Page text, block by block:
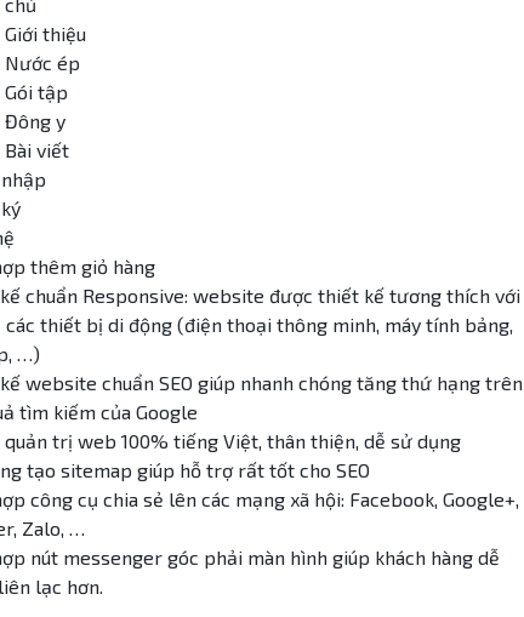
Giới thiệu
Nước ép
Gói tập
Đông y
Bài viết
thêm giỏ hàng
chuẩn Responsive: website được thiết kế tương thích với
thiết bị di động (điện thoại thông minh, máy tính bảng,
…)
website chuẩn SEO giúp nhanh chóng tăng thứ hạng trên
tìm kiếm của Google
quản trị web 100% tiếng Việt, thân thiện, dễ sử dụng
tạo sitemap giúp hỗ trợ rất tốt cho SEO
công cụ chia sẻ lên các mạng xã hội: Facebook, Google+,
Zalo, …
nút messenger góc phải màn hình giúp khách hàng dễ
lạc hơn.